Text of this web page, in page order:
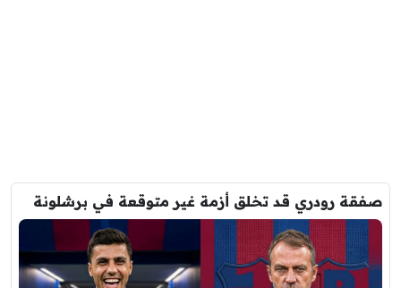
صفقة رودري قد تخلق أزمة غير متوقعة في برشلونة